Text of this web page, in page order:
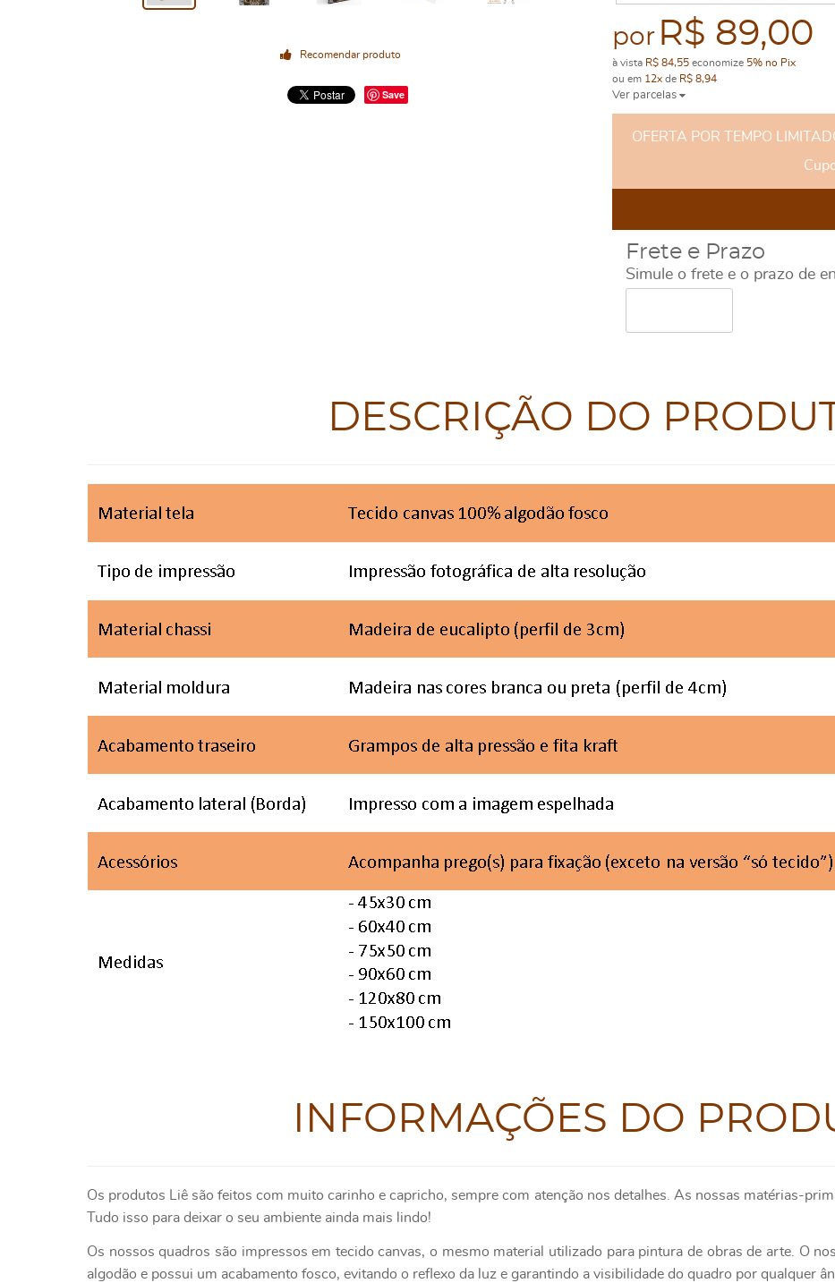
Recomendar produto
Save
por R$ 89,00
à vista R$ 84,55economize 5% no Pix
ou em 12xde R$ 8,94
Ver parcelas
OFERTA POR TEMPO
Frete e Prazo
Simule o frete e o prazo de
DESCRIÇÃO DO
INFORMAÇÕES DO
Os produtos Liê são feitos com muito carinho e capricho, sempre com atenção nos detalhes. As nossas matérias-
Tudo isso para deixar o seu ambiente ainda mais lindo!
Os nossos quadros são impressos em tecido canvas, o mesmo material utilizado para pintura de obras de arte. O
algodão e possui um acabamento fosco, evitando o reflexo da luz e garantindo a visibilidade do quadro por qualquer